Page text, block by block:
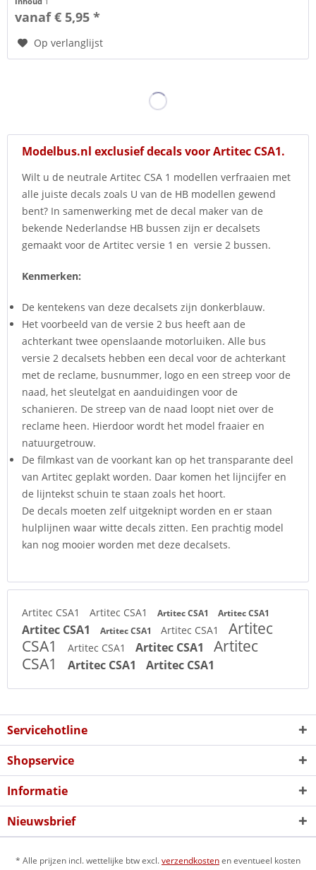
vanaf € 5,95 *
Op verlanglijst
Modelbus.nl exclusief decals voor Artitec CSA1.
Wilt u de neutrale Artitec CSA 1 modellen verfraaien met
alle juiste decals zoals U van de HB modellen gewend
bent? In samenwerking met de decal maker van de
bekende Nederlandse HB bussen zijn er decalsets
gemaakt voor de Artitec versie 1 en versie 2 bussen.
Kenmerken:
De kentekens van deze decalsets zijn donkerblauw.
Het voorbeeld van de versie 2 bus heeft aan de
achterkant twee openslaande motorluiken. Alle bus
versie 2 decalsets hebben een decal voor de achterkant
met de reclame, busnummer, logo en een streep voor de
naad, het sleutelgat en aanduidingen voor de
schanieren. De streep van de naad loopt niet over de
reclame heen. Hierdoor wordt het model fraaier en
natuurgetrouw.
De filmkast van de voorkant kan op het transparante deel
van Artitec geplakt worden. Daar komen het lijncijfer en
de lijntekst schuin te staan zoals het hoort.
De decals moeten zelf uitgeknipt worden en er staan
hulplijnen waar witte decals zitten. Een prachtig model
kan nog mooier worden met deze decalsets.
Artitec CSA1 Artitec CSA1 Artitec CSA1 Artitec CSA1
Artitec CSA1 Artitec CSA1 Artitec CSA1
Artitec
CSA1
Artitec CSA1 Artitec CSA1
Artitec
CSA1
Artitec CSA1 Artitec CSA1
Servicehotline
Shopservice
Informatie
Nieuwsbrief
* Alle prijzen incl. wettelijke btw excl.verzendkostenen eventueel kosten